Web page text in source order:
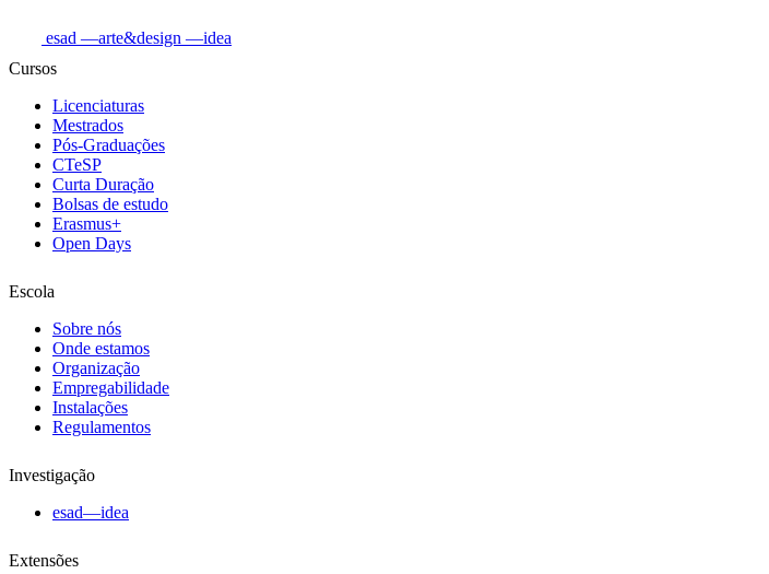
esad —arte&design —idea
Cursos
Licenciaturas
Mestrados
Pós-Graduações
CTeSP
Curta Duração
Bolsas de estudo
Erasmus+
Open Days
Escola
Sobre nós
Onde estamos
Organização
Empregabilidade
Instalações
Regulamentos
Investigação
esad—idea
Extensões